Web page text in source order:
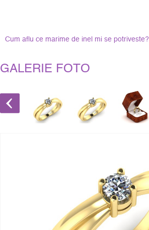
Cum aflu ce marime de inel mi se potriveste?
GALERIE FOTO